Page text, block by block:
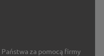
za pomocą firmy